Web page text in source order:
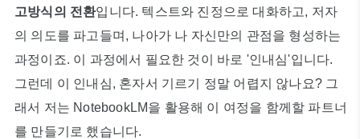
고방식의 전환입니다. 텍스트와 진정으로 대화하고, 저자
의 의도를 파고들며, 나아가 나 자신만의 관점을 형성하는
과정이죠. 이 과정에서 필요한 것이 바로 '인내심'입니다.
그런데 이 인내심, 혼자서 기르기 정말 어렵지 않나요? 그
래서 저는 NotebookLM을 활용해 이 여정을 함께할 파트너
를 만들기로 했습니다.